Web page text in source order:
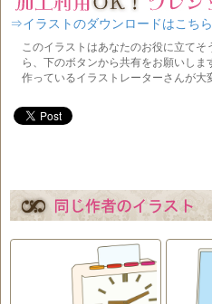
⇒イラストのダウンロードはこちら